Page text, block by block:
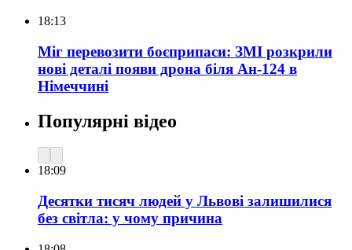
18:13
Міг перевозити боєприпаси: ЗМІ розкрили
нові деталі появи дрона біля Ан-124 в
Німеччині
Популярні відео
18:09
Десятки тисяч людей у Львові залишилися
без світла: у чому причина